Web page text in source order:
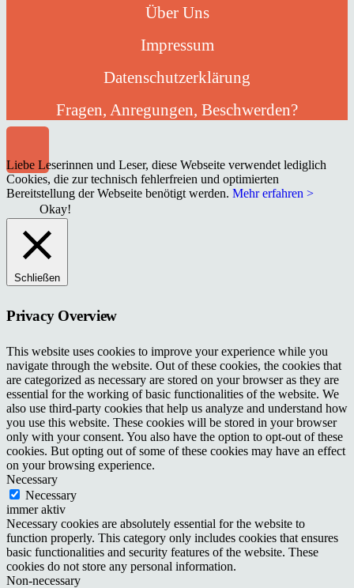
Über Uns
Impressum
Datenschutzerklärung
Fragen, Anregungen, Beschwerden?
Liebe Leserinnen und Leser, diese Webseite verwendet lediglich
Cookies, die zur technisch fehlerfreien und optimierten
Bereitstellung der Webseite benötigt werden. Mehr erfahren >
Okay!
Schließen
Privacy Overview
This website uses cookies to improve your experience while you
navigate through the website. Out of these cookies, the cookies that
are categorized as necessary are stored on your browser as they are
essential for the working of basic functionalities of the website. We
also use third-party cookies that help us analyze and understand how
you use this website. These cookies will be stored in your browser
only with your consent. You also have the option to opt-out of these
cookies. But opting out of some of these cookies may have an effect
on your browsing experience.
Necessary
Necessary
immer aktiv
Necessary cookies are absolutely essential for the website to
function properly. This category only includes cookies that ensures
basic functionalities and security features of the website. These
cookies do not store any personal information.
Non-necessary